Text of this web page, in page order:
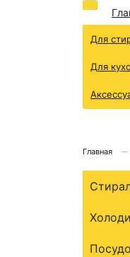
Для
Для
Главная